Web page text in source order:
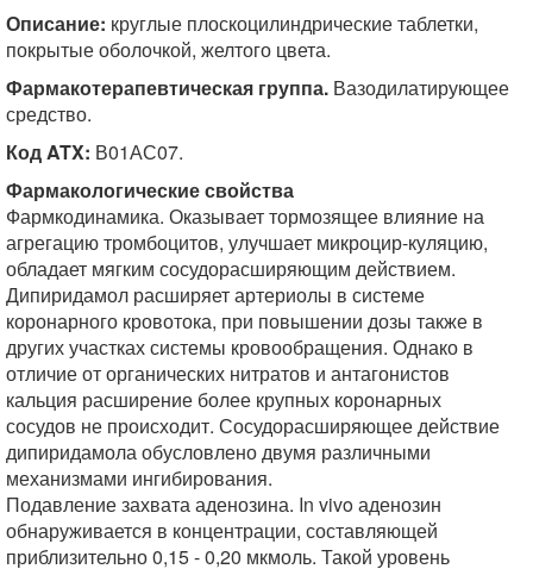
Описание: круглые плоскоцилиндрические таблетки,
покрытые оболочкой, желтого цвета.
Фармакотерапевтическая группа. Вазодилатирующее
средство.
Код ATX: В01АС07.
Фармакологические свойства
Фармкодинамика. Оказывает тормозящее влияние на
агрегацию тромбоцитов, улучшает микроцир-куляцию,
обладает мягким сосудорасширяющим действием.
Дипиридамол расширяет артериолы в системе
коронарного кровотока, при повышении дозы также в
других участках системы кровообращения. Однако в
отличие от органических нитратов и антагонистов
кальция расширение более крупных коронарных
сосудов не происходит. Сосудорасширяющее действие
дипиридамола обусловлено двумя различными
механизмами ингибирования.
Подавление захвата аденозина. In vivo аденозин
обнаруживается в концентрации, составляющей
приблизительно 0,15 - 0,20 мкмоль. Такой уровень